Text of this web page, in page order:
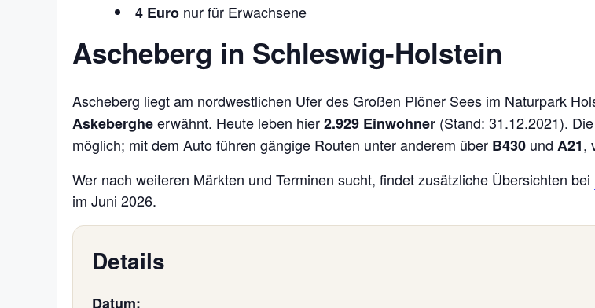
4 Euro nur für Erwachsene
Ascheberg in Schleswig-Holstein
Ascheberg liegt am nordwestlichen Ufer des Großen Plöner Sees im Naturpark
Askebergheerwähnt. Heute leben hier2.929 Einwohner (Stand: 31.12.2021).
möglich; mit dem Auto führen gängige Routen unter anderem über B430 und A21,
Wer nach weiteren Märkten und Terminen sucht, findet zusätzliche Übersichten bei
im Juni 2026.
Details
Datum: